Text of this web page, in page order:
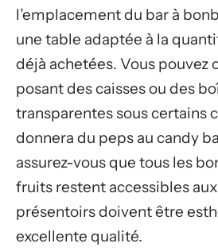
l’emplacement du bar à
une table adaptée à la
déjà achetées. Vous pouvez
posant des caisses ou des
transparentes sous certains
donnera du peps au candy
assurez-vous que tous les
fruits restent accessibles
présentoirs doivent être
excellente qualité.